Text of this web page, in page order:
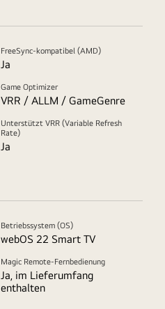
FreeSync-kompatibel (AMD)
Ja
Game Optimizer
VRR / ALLM / GameGenre
Unterstützt VRR (Variable Refresh
Rate)
Ja
Betriebssystem (OS)
webOS 22 Smart TV
Magic Remote-Fernbedienung
Ja, im Lieferumfang
enthalten